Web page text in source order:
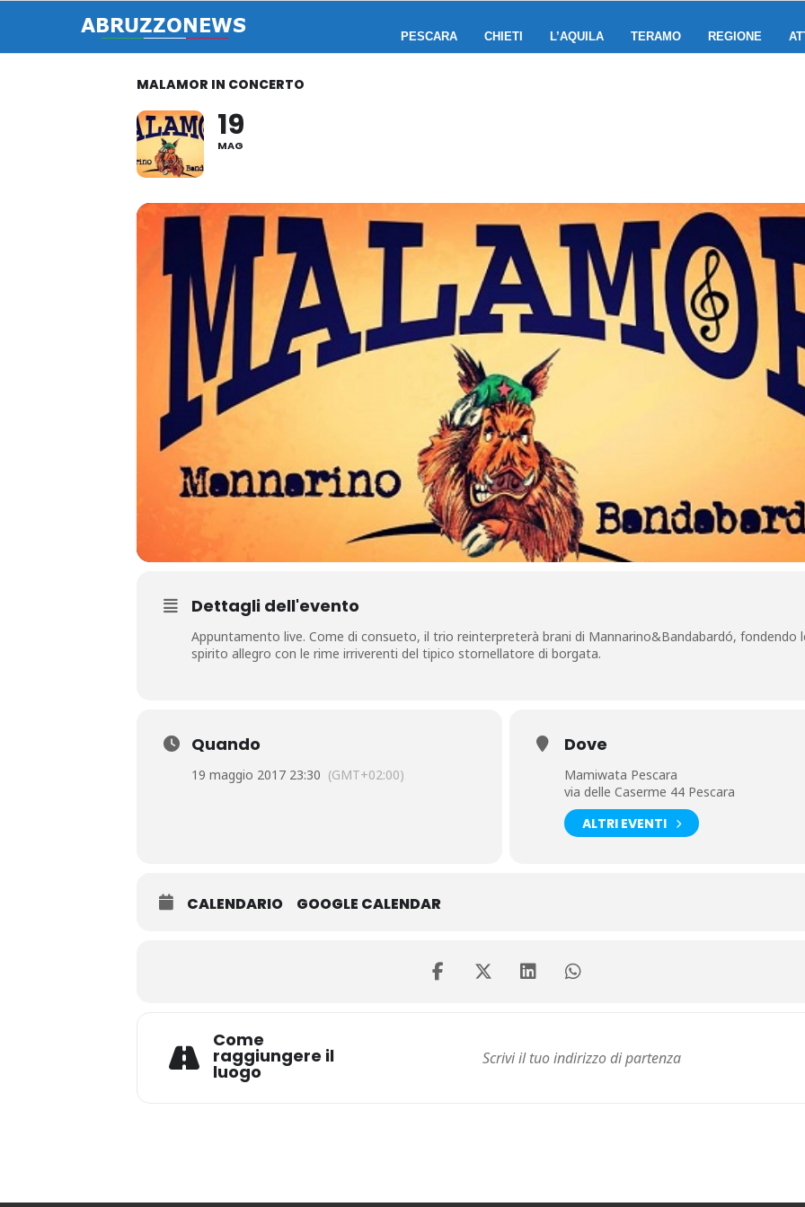
PESCARA CHIETI L’AQUILA TERAMO REGIONE
MALAMOR IN CONCERTO
19
MAG
Dettagli dell'evento
Appuntamento live. Come di consueto, il trio reinterpreterà brani di Mannarino&Bandabardó, fondendo
spirito allegro con le rime irriverenti del tipico stornellatore di borgata.
Quando
19 maggio 2017 23:30 (GMT+02:00)
Dove
Mamiwata Pescara
via delle Caserme 44 Pescara
ALTRI EVENTI
CALENDARIO GOOGLE CALENDAR
Come
raggiungere il
luogo